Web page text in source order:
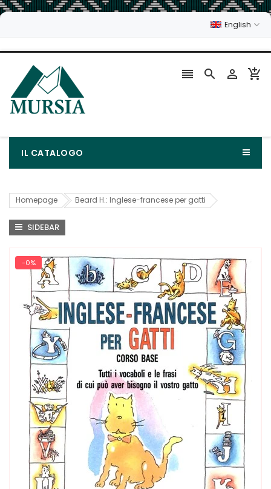
English
   
IL CATALOGO
Homepage Beard H.: Inglese-francese per gatti
SIDEBAR
-0%